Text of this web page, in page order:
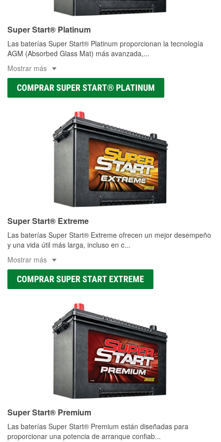
Super Start® Platinum
Las baterías Super Start® Platinum proporcionan la tecnología
AGM (Absorbed Glass Mat) más avanzada,...
Mostrar más
COMPRAR SUPER START® PLATINUM
Super Start® Extreme
Las baterías Super Start® Extreme ofrecen un mejor desempeño
y una vida útil más larga, incluso en c...
Mostrar más
COMPRAR SUPER START EXTREME
Super Start® Premium
Las baterías Super Start® Premium están diseñadas para
proporcionar una potencia de arranque confiab...